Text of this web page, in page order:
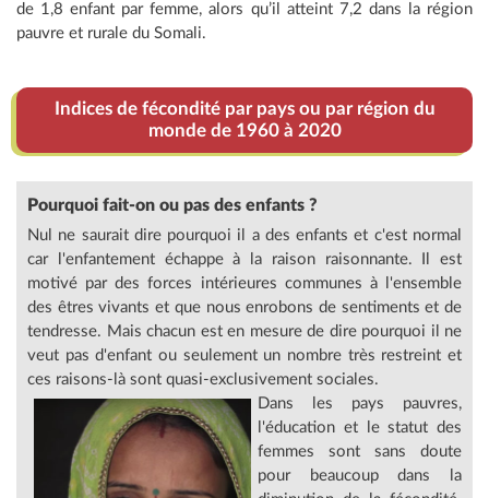
de 1,8 enfant par femme, alors qu’il atteint 7,2 dans la région
pauvre et rurale du Somali.
Indices de fécondité par pays ou par région du
monde de 1960 à 2020
Pourquoi fait-on ou pas des enfants ?
Nul ne saurait dire pourquoi il a des enfants et c'est normal
car l'enfantement échappe à la raison raisonnante. Il est
motivé par des forces intérieures communes à l'ensemble
des êtres vivants et que nous enrobons de sentiments et de
tendresse. Mais chacun est en mesure de dire pourquoi il ne
veut pas d'enfant ou seulement un nombre très restreint et
ces raisons-là sont quasi-exclusivement sociales.
Dans les pays pauvres,
l'éducation et le statut des
femmes sont sans doute
pour beaucoup dans la